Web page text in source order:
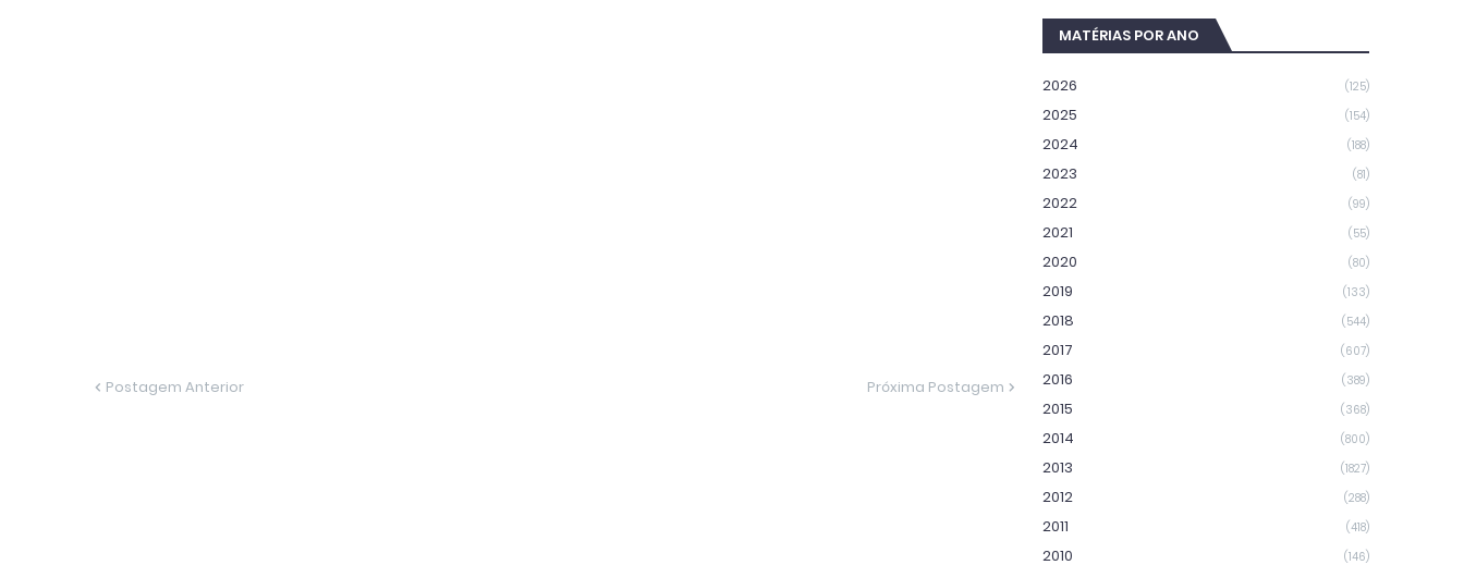
Postagem Anterior Próxima Postagem
MATÉRIAS POR ANO
2026 (125)
2025 (154)
2024 (188)
2023 (81)
2022 (99)
2021 (55)
2020 (80)
2019 (133)
2018 (544)
2017 (607)
2016 (389)
2015 (368)
2014 (800)
2013 (1827)
2012 (288)
2011 (418)
2010 (146)